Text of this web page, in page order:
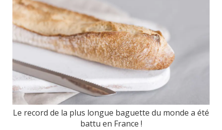
Le record de la plus longue baguette du monde a été
battu en France !